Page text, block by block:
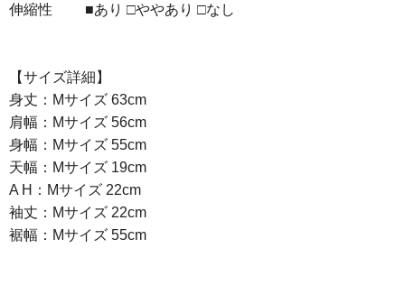
伸縮性 ■あり □ややあり □なし
【サイズ詳細】
身丈：Mサイズ 63cm
肩幅：Mサイズ 56cm
身幅：Mサイズ 55cm
天幅：Mサイズ 19cm
A H：Mサイズ 22cm
袖丈：Mサイズ 22cm
裾幅：Mサイズ 55cm